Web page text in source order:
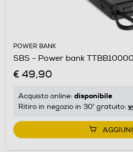
POWER BANK
SBS - Power bank
€ 49,90
Acquisto online: disponibile
Ritiro in negozio in 30' gratuito: